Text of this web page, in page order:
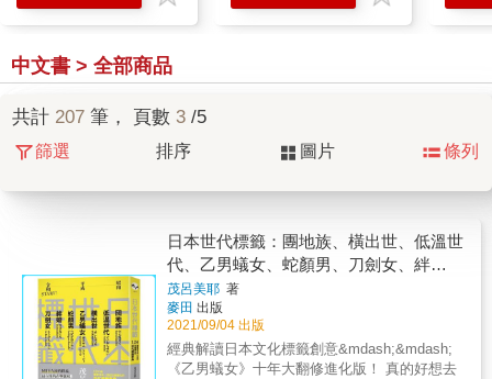
中文書 > 全部商品
共計 207 筆， 頁數 3 /5
篩選 排序 圖片 條列
日本世代標籤：團地族、橫出世、低溫世
代、乙男蟻女、蛇顏男、刀劍女、絆
婚……昭和、平成令和START！124個看
穿日本一世紀社會變化的世代標籤事典
茂呂美耶 著
麥田 出版
2021/09/04 出版
經典解讀日本文化標籤創意&mdash;&mdash;
《乙男蟻女》十年大翻修進化版！ 真的好想去